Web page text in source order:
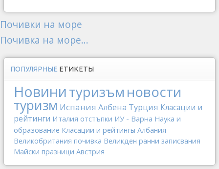
Почивки на море
Почивка на море...
ПОПУЛЯРНЫЕ ЕТИКЕТЫ
Новинитуризъм новости
туризм Испания Албена Турция Класации и
рейтинги Италия отстъпки ИУ - Варна Наука и
образование Класации и рейтингы Албания
Великобритания почивка Великден ранни записвания
Майски празници Австрия